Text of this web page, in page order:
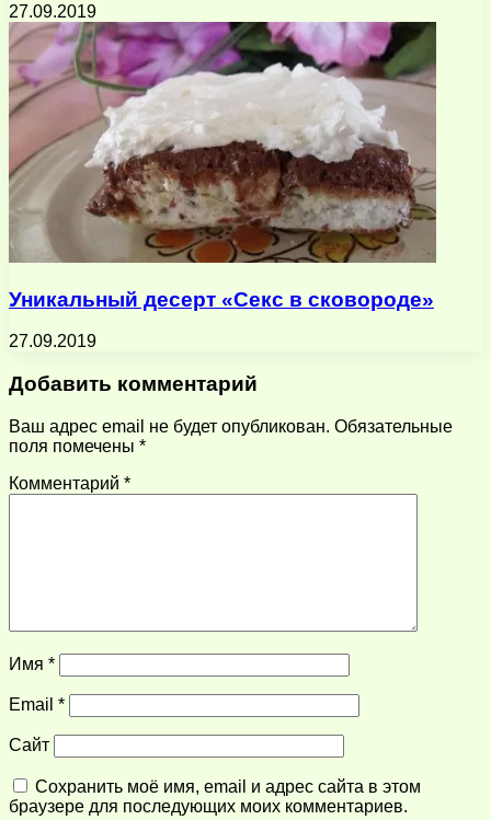
27.09.2019
Уникальный десерт «Секс в сковороде»
27.09.2019
Добавить комментарий
Ваш адрес email не будет опубликован. Обязательные
поля помечены *
Комментарий *
Имя *
Email *
Сайт
Сохранить моё имя, email и адрес сайта в этом
браузере для последующих моих комментариев.